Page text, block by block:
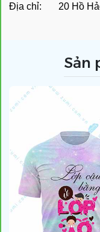
Địa chỉ: 20 Hồ Hảo
Sản